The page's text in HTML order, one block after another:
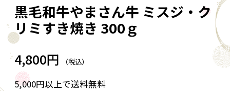
黒毛和牛やまさん牛 ミスジ・ク
リミすき焼き 300ｇ
4,800円 （税込）
5,000円以上で送料無料